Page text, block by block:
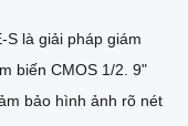
S là giải pháp giám
CMOS 1/2. 9"
bảo hình ảnh rõ nét